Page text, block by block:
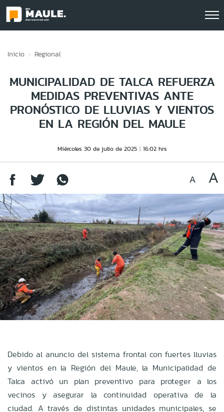
Inicio Regional
MUNICIPALIDAD DE TALCA REFUERZA
MEDIDAS PREVENTIVAS ANTE
PRONÓSTICO DE LLUVIAS Y VIENTOS
EN LA REGIÓN DEL MAULE
Miércoles 30 de julio de 2025 16:02 hrs
Debido al anuncio del sistema frontal con fuertes lluvias
y vientos en la Región del Maule, la Municipalidad de
Talca activó un plan preventivo para proteger a los
vecinos y asegurar la continuidad operativa de la
ciudad. A través de distintas unidades municipales, se